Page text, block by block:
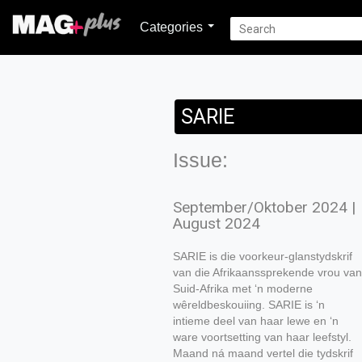
Categories
SARIE
Issue:
September/Oktober 2024 |
August 2024
SARIE is die voorkeur-glanstydskrif
van die Afrikaanssprekende vrou van
Suid-Afrika met ‘n moderne
wêreldbeskouiing. SARIE is ‘n
intieme deel van haar lewe en ‘n
ware voortsetting van haar leefstyl.
Maand ná maand vertel die tydskrif